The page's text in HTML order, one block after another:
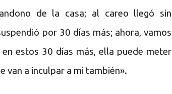
de la casa; al careo llegó sin
por 30 días más; ahora, vamos
estos 30 días más, ella puede meter
van a inculpar a mi también».